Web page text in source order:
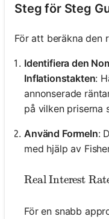
Steg för Steg
För att beräkna den
Identifiera den
Inflationstakten:
annonserade
på vilken priserna
Använd Formeln:
med hjälp av
Real Interest
För en snabb